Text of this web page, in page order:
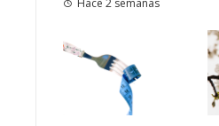
Hace 2 semanas